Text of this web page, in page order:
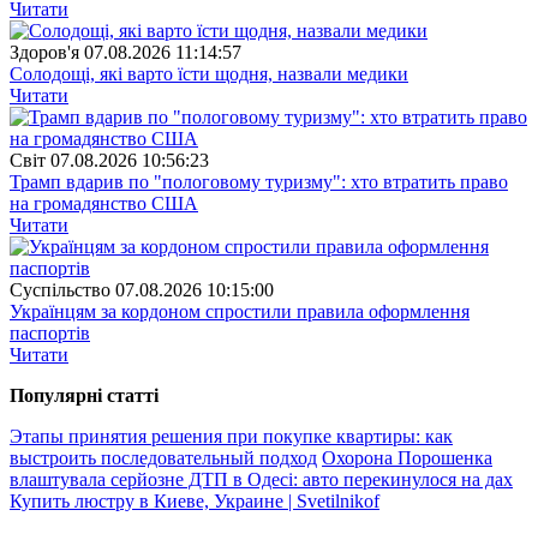
Читати
Здоров'я 07.08.2026 11:14:57
Солодощі, які варто їсти щодня, назвали медики
Читати
Свiт 07.08.2026 10:56:23
Трамп вдарив по "пологовому туризму": хто втратить право
на громадянство США
Читати
Суспiльство 07.08.2026 10:15:00
Українцям за кордоном спростили правила оформлення
паспортів
Читати
Популярнi статтi
Этапы принятия решения при покупке квартиры: как
выстроить последовательный подход Охорона Порошенка
влаштувала серйозне ДТП в Одесі: авто перекинулося на дах
Купить люстру в Киеве, Украине | Svetilnikof